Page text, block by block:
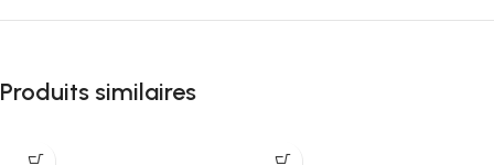
Produits similaires